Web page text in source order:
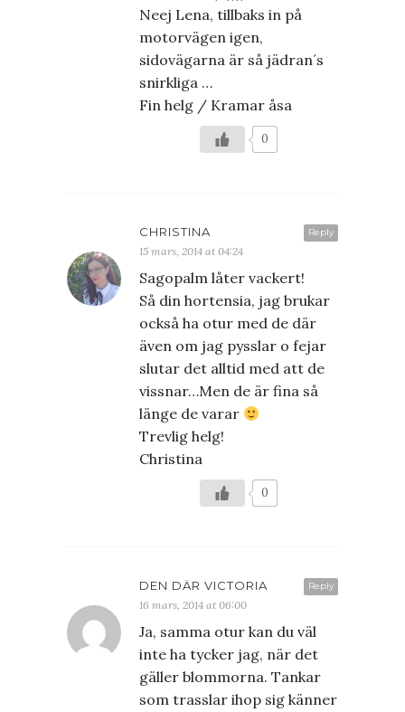
Neej Lena, tillbaks in på
motorvägen igen,
sidovägarna är så jädran´s
snirkliga …
Fin helg / Kramar åsa
0
Reply
CHRISTINA
15 mars, 2014 at 04:24
Sagopalm låter vackert!
Så din hortensia, jag brukar
också ha otur med de där
även om jag pysslar o fejar
slutar det alltid med att de
vissnar…Men de är fina så
länge de varar
Trevlig helg!
Christina
0
Reply
DEN DÄR VICTORIA
16 mars, 2014 at 06:00
Ja, samma otur kan du väl
inte ha tycker jag, när det
gäller blommorna. Tankar
som trasslar ihop sig känner